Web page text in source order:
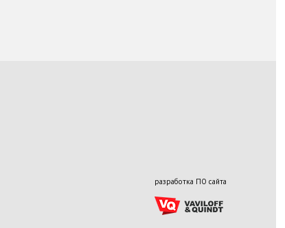
разработка ПО сайта